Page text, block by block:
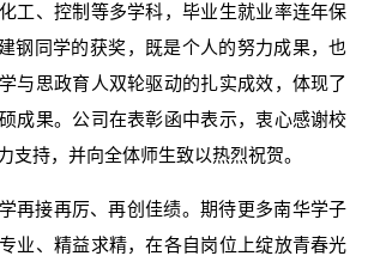
工、控制等多学科，毕业生就业率连年保
钢同学的获奖，既是个人的努力成果，也
与思政育人双轮驱动的扎实成效，体现了
成果。公司在表彰函中表示，衷心感谢校
支持，并向全体师生致以热烈祝贺。
再接再厉、再创佳绩。期待更多南华学子
业、精益求精，在各自岗位上绽放青春光